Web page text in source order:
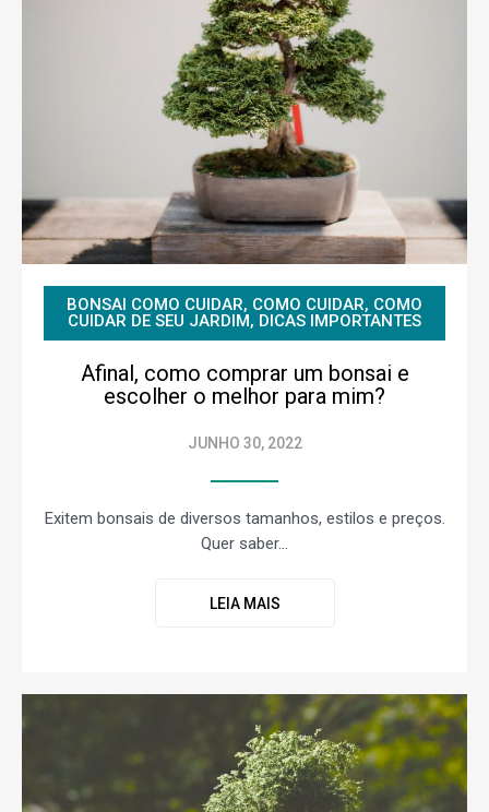
BONSAI COMO CUIDAR, COMO CUIDAR, COMO
CUIDAR DE SEU JARDIM, DICAS IMPORTANTES
Afinal, como comprar um bonsai e
escolher o melhor para mim?
JUNHO 30, 2022
Exitem bonsais de diversos tamanhos, estilos e preços.
Quer saber...
LEIA MAIS